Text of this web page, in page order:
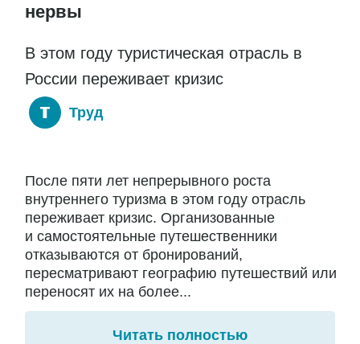
нервы
В этом году туристическая отрасль в
России переживает кризис
Труд
После пяти лет непрерывного роста
внутреннего туризма в этом году отрасль
переживает кризис. Организованные
и самостоятельные путешественники
отказываются от бронирований,
пересматривают географию путешествий или
переносят их на более...
Читать полностью